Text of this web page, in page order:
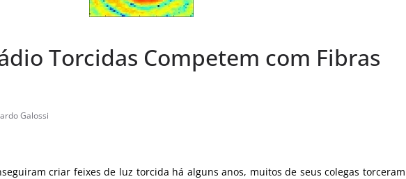
Torcidas Competem com Fibras
Galossi
criar feixes de luz torcida há alguns anos, muitos de seus colegas torceram